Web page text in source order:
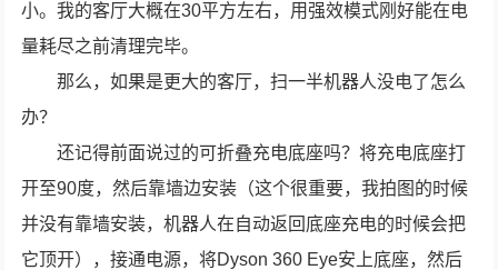
小。我的客厅大概在30平方左右，用强效模式刚好能在电
量耗尽之前清理完毕。
那么，如果是更大的客厅，扫一半机器人没电了怎么
办？
还记得前面说过的可折叠充电底座吗？将充电底座打
开至90度，然后靠墙边安装（这个很重要，我拍图的时候
并没有靠墙安装，机器人在自动返回底座充电的时候会把
它顶开），接通电源，将Dyson 360 Eye安上底座，然后